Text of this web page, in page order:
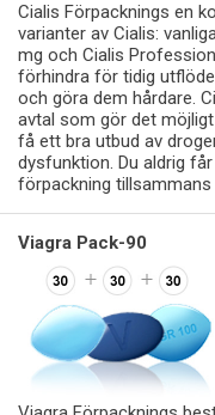
Cialis Förpacknings en
varianter av Cialis:
mg och Cialis
förhindra för tidig
och göra dem hårdare.
avtal som gör det
få ett bra utbud av
dysfunktion. Du aldrig
förpackning tillsammans
Viagra Pack-90